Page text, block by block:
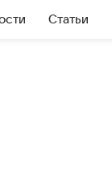
Статьи